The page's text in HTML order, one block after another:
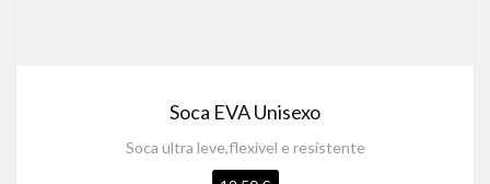
Soca EVA Unisexo
Soca ultra leve,flexivel e resistente